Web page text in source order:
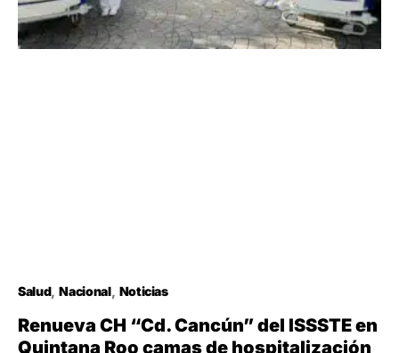
Salud Nacional Noticias
Renueva CH “Cd. Cancún” del ISSSTE en
Quintana Roo camas de hospitalización